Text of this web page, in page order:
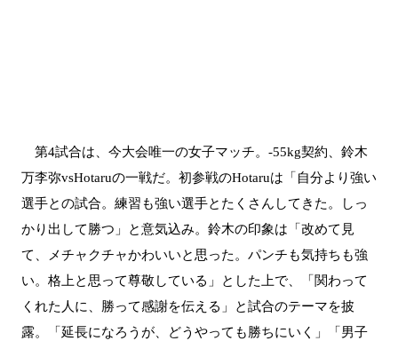
第4試合は、今大会唯一の女子マッチ。-55kg契約、鈴木
万李弥vsHotaruの一戦だ。初参戦のHotaruは「自分より強い
選手との試合。練習も強い選手とたくさんしてきた。しっ
かり出して勝つ」と意気込み。鈴木の印象は「改めて見
て、メチャクチャかわいいと思った。パンチも気持ちも強
い。格上と思って尊敬している」とした上で、「関わって
くれた人に、勝って感謝を伝える」と試合のテーマを披
露。「延長になろうが、どうやっても勝ちにいく」「男子